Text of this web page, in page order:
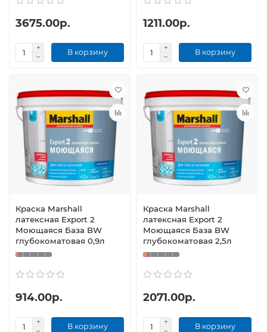
3675.00р.
В корзину
1211.00р.
В корзину
Краска Marshall
латексная Export 2
Моющаяся База BW
глубокоматовая 0,9л
914.00р.
В корзину
Краска Marshall
латексная Export 2
Моющаяся База BW
глубокоматовая 2,5л
2071.00р.
В корзину